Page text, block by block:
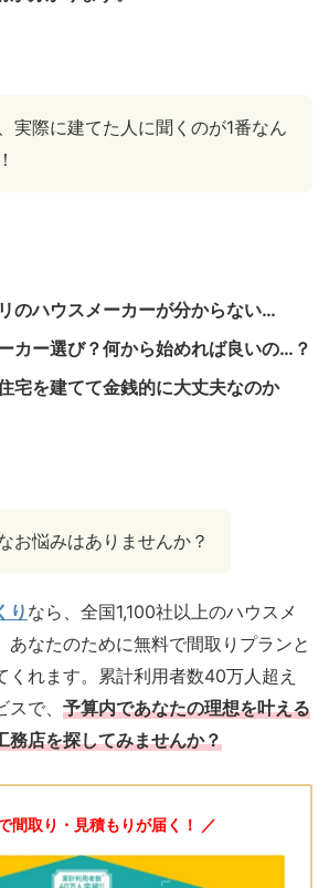
実際に建てた人に聞くのが1番なん
のハウスメーカーが分からない…
カー選び？何から始めれば良いの…？
宅を建てて金銭的に大丈夫なのか
お悩みはありませんか？
り なら、全国1,100社以上のハウスメ
あなたのために無料で間取りプランと
くれます。累計利用者数40万人超え
で、 予算内であなたの理想を叶える
務店を探してみませんか？
間取り・見積もりが届く！ ／